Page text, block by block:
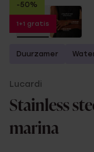
-50%
1+1 gratis
Duurzamer
Lucardi
Stainless
marina